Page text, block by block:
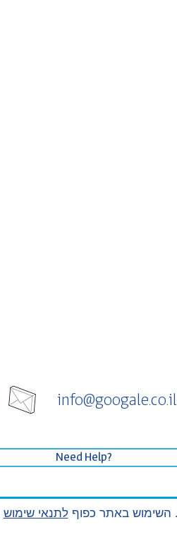
info@googale.co.il
Need Help?
לתנאי שימוש